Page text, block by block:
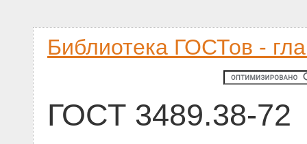
Библиотека ГОСТов -
ГОСТ 3489.38-72